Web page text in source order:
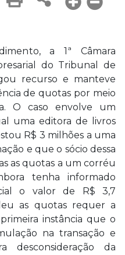
a 1ª Câmara
do Tribunal de
recurso e manteve
de quotas por meio
O caso envolve um
uma editora de livros
R$ 3 milhões a uma
e que o sócio dessa
as quotas a um corréu
tenha informado
o valor de R$ 3,7
as quotas requer a
instância que o
na transação e
desconsideração da